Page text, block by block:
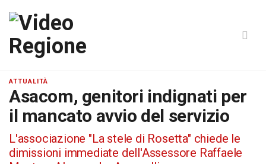
ATTUALITÀ
Asacom, genitori indignati per
il mancato avvio del servizio
L'associazione "La stele di Rosetta" chiede le
dimissioni immediate dell'Assessore Raffaele